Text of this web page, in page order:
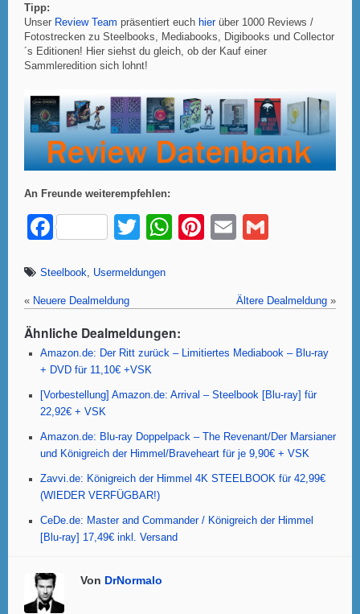
Tipp:
Unser Review Team präsentiert euch hierüber 1000 Reviews /
Fotostrecken zu Steelbooks, Mediabooks, Digibooks und Collector
´s Editionen! Hier siehst du gleich, ob der Kauf einer
Sammleredition sich lohnt!
An Freunde weiterempfehlen:
F
c
e
b
o
o
k
T
tt
er
W
s
A
p
Pi
e
E
Steelbook Usermeldungen
« Neuere Dealmeldung Ältere Dealmeldung »
Ähnliche Dealmeldungen:
Amazon.de: Der Ritt zurück – Limitiertes Mediabook – Blu-ray
+ DVD für 11,10€ +VSK
[Vorbestellung] Amazon.de: Arrival – Steelbook [Blu-ray] für
22,92€ + VSK
Amazon.de: Blu-ray Doppelpack – The Revenant/Der Marsianer
und Königreich der Himmel/Braveheart für je 9,90€ + VSK
Zavvi.de: Königreich der Himmel 4K STEELBOOK für 42,99€
(WIEDER VERFÜGBAR!)
CeDe.de: Master and Commander / Königreich der Himmel
[Blu-ray] 17,49€ inkl. Versand
Von DrNormalo